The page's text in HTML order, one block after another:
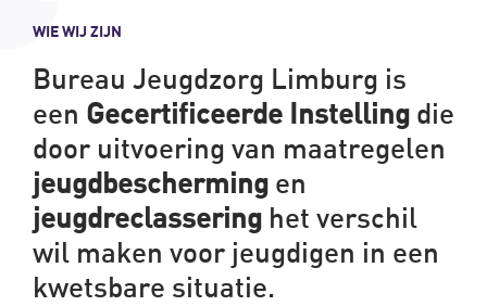
WIE WIJ ZIJN
Bureau Jeugdzorg Limburg is
een Gecertificeerde Instelling die
door uitvoering van maatregelen
jeugdbescherming en
jeugdreclassering het verschil
wil maken voor jeugdigen in een
kwetsbare situatie.